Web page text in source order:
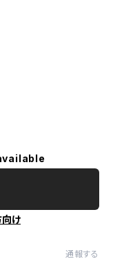
け
通報する